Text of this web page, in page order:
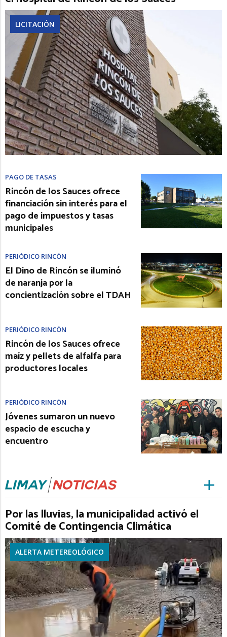
LICITACIÓN
PAGO DE TASAS
Rincón de los Sauces ofrece
financiación sin interés para el
pago de impuestos y tasas
municipales
PERIÓDICO RINCÓN
El Dino de Rincón se iluminó
de naranja por la
concientización sobre el TDAH
PERIÓDICO RINCÓN
Rincón de los Sauces ofrece
maíz y pellets de alfalfa para
productores locales
PERIÓDICO RINCÓN
Jóvenes sumaron un nuevo
espacio de escucha y
encuentro
Por las lluvias, la municipalidad activó el
Comité de Contingencia Climática
ALERTA METEREOLÓGICO